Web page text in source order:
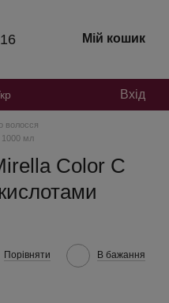
Мій кошик
Вхід
волосся
мл
Color C
Порівняти В бажання